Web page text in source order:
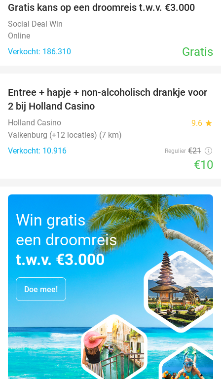
Gratis kans op een droomreis t.w.v. €3.000
Social Deal Win
Online
Verkocht: 186.310
Gratis
52%
Entree + hapje + non-alcoholisch drankje voor
2 bij Holland Casino
Holland Casino 9.6 star
Valkenburg (+12 locaties) (7 km)
Verkocht: 10.916
Regulier €21
€10
Win gratis
een droomreis
t.w.v. €3.000
Doe mee!